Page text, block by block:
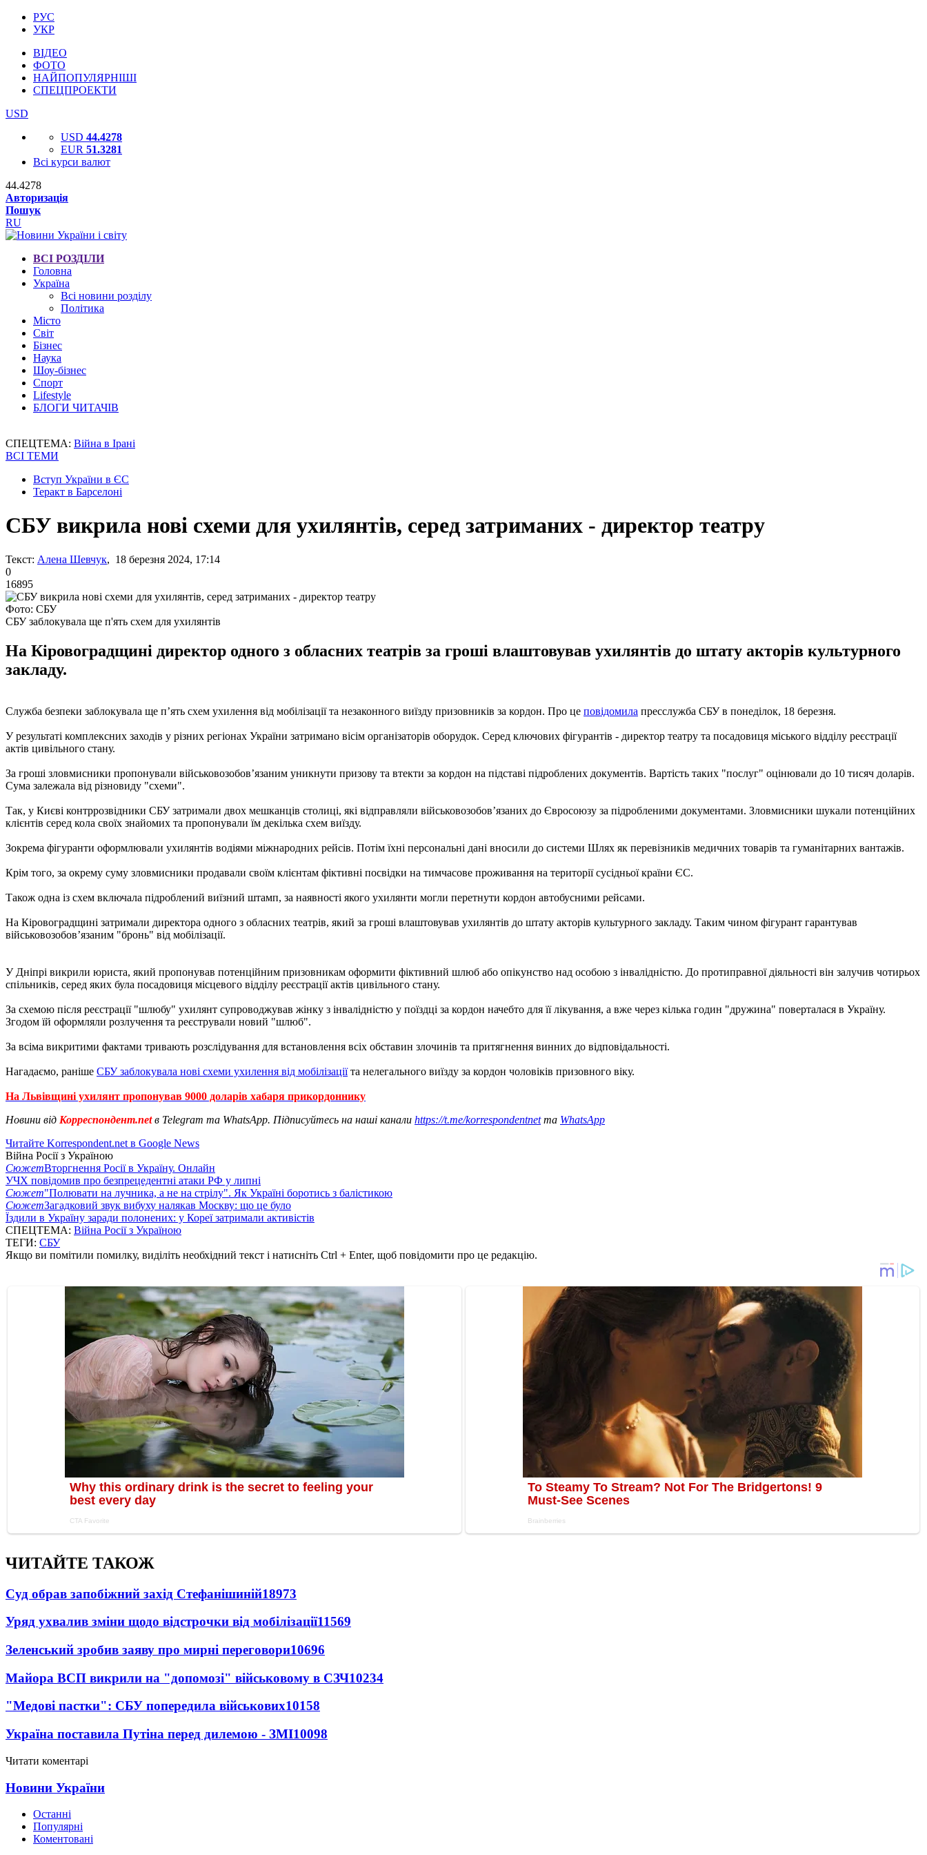
РУС
УКР
ВІДЕО
ФОТО
НАЙПОПУЛЯРНІШІ
СПЕЦПРОЕКТИ
USD
USD 44.4278
EUR 51.3281
Всі курси валют
44.4278
Авторизація
Пошук
RU
ВСІ РОЗДІЛИ
Головна
Україна
Всі новини розділу
Політика
Місто
Світ
Бізнес
Наука
Шоу-бізнес
Спорт
Lifestyle
БЛОГИ ЧИТАЧІВ
СПЕЦТЕМА: Війна в Ірані
ВСІ ТЕМИ
Вступ України в ЄС
Теракт в Барселоні
СБУ викрила нові схеми для ухилянтів, серед затриманих - директор театру
Текст: Алена Шевчук, 18 березня 2024, 17:14
0
16895
Фото: СБУ
СБУ заблокувала ще п'ять схем для ухилянтів
На Кіровоградщині директор одного з обласних театрів за гроші влаштовував ухилянтів до штату акторів культурного
закладу.
Служба безпеки заблокувала ще п’ять схем ухилення від мобілізації та незаконного виїзду призовників за кордон. Про це повідомила пресслужба СБУ в понеділок, 18 березня.
У результаті комплексних заходів у різних регіонах України затримано вісім організаторів оборудок. Серед ключових фігурантів - директор театру та посадовиця міського відділу реєстрації
актів цивільного стану.
За гроші зловмисники пропонували військовозобов’язаним уникнути призову та втекти за кордон на підставі підроблених документів. Вартість таких "послуг" оцінювали до 10 тисяч доларів.
Сума залежала від різновиду "схеми".
Так, у Києві контррозвідники СБУ затримали двох мешканців столиці, які відправляли військовозобов’язаних до Євросоюзу за підробленими документами. Зловмисники шукали потенційних
клієнтів серед кола своїх знайомих та пропонували їм декілька схем виїзду.
Зокрема фігуранти оформлювали ухилянтів водіями міжнародних рейсів. Потім їхні персональні дані вносили до системи Шлях як перевізників медичних товарів та гуманітарних вантажів.
Крім того, за окрему суму зловмисники продавали своїм клієнтам фіктивні посвідки на тимчасове проживання на території сусідньої країни ЄС.
Також одна із схем включала підроблений виїзний штамп, за наявності якого ухилянти могли перетнути кордон автобусними рейсами.
На Кіровоградщині затримали директора одного з обласних театрів, який за гроші влаштовував ухилянтів до штату акторів культурного закладу. Таким чином фігурант гарантував
військовозобов’язаним "бронь" від мобілізації.
У Дніпрі викрили юриста, який пропонував потенційним призовникам оформити фіктивний шлюб або опікунство над особою з інвалідністю. До протиправної діяльності він залучив чотирьох
спільників, серед яких була посадовиця місцевого відділу реєстрації актів цивільного стану.
За схемою після реєстрації "шлюбу" ухилянт супроводжував жінку з інвалідністю у поїздці за кордон начебто для її лікування, а вже через кілька годин "дружина" поверталася в Україну.
Згодом їй оформляли розлучення та реєстрували новий "шлюб".
За всіма викритими фактами тривають розслідування для встановлення всіх обставин злочинів та притягнення винних до відповідальності.
Нагадаємо, раніше СБУ заблокувала нові схеми ухилення від мобілізаціїта нелегального виїзду за кордон чоловіків призовного віку.
На Львівщині ухилянт пропонував 9000 доларів хабаря прикордоннику
Новини від Корреспондент.netв Telegram та WhatsApp. Підписуйтесь на наші канали https://t.me/korrespondentnetта WhatsApp
Читайте Korrespondent.net в Google News
Війна Росії з Україною
СюжетВторгнення Росії в Україну. Онлайн
УЧХ повідомив про безпрецедентні атаки РФ у липні
Сюжет"Полювати на лучника, а не на стрілу". Як Україні боротись з балістикою
СюжетЗагадковий звук вибуху налякав Москву: що це було
Їздили в Україну заради полонених: у Кореї затримали активістів
СПЕЦТЕМА: Війна Росії з Україною
ТЕГИ: СБУ
Якщо ви помітили помилку, виділіть необхідний текст і натисніть Ctrl + Enter, щоб повідомити про це редакцію.
ЧИТАЙТЕ ТАКОЖ
Суд обрав запобіжний захід Стефанішиній18973
Уряд ухвалив зміни щодо відстрочки від мобілізації11569
Зеленський зробив заяву про мирні переговори10696
Майора ВСП викрили на "допомозі" військовому в СЗЧ10234
"Медові пастки": СБУ попередила військових10158
Україна поставила Путіна перед дилемою - ЗМІ10098
Читати коментарі
Новини України
Останні
Популярні
Коментовані